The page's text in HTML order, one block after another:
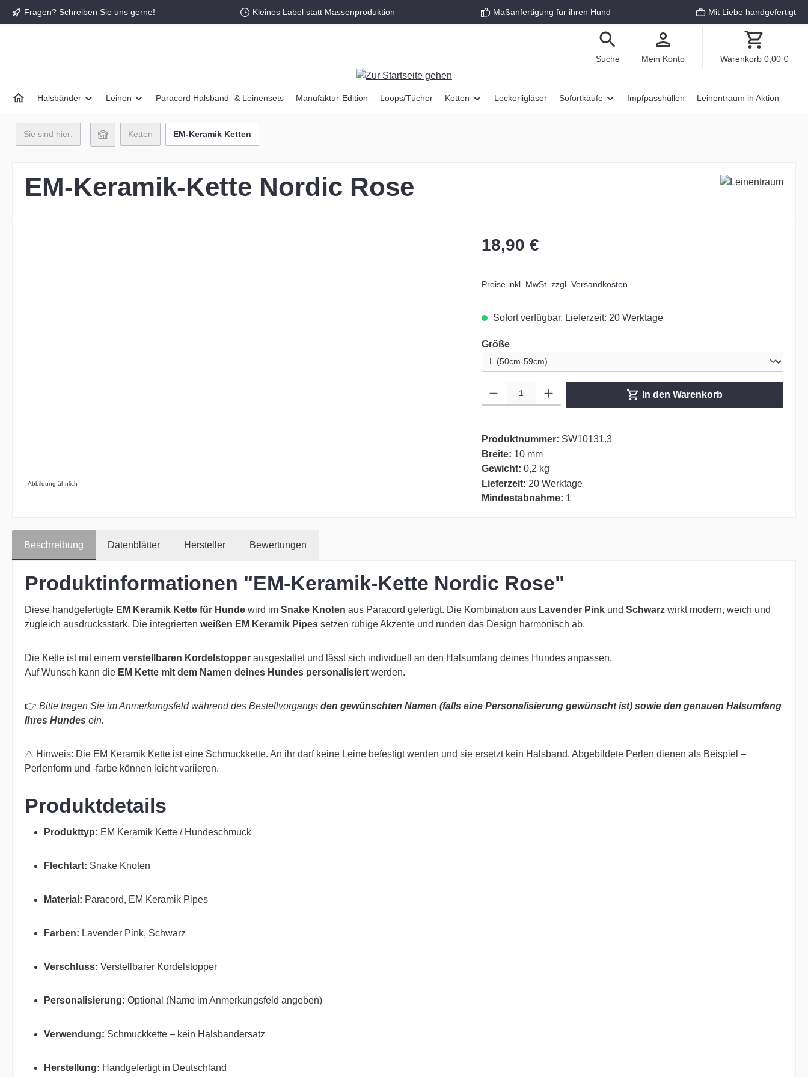
Zur Hauptnavigation springen
Fragen? Schreiben Sie uns gerne! Kleines Label statt Massenproduktion Maßanfertigung für ihren Hund Mit Liebe handgefertigt
Suche Mein Konto Warenkorb 0,00 €
Halsbänder Leinen Paracord Halsband- & Leinensets Manufaktur-Edition Loops/Tücher Ketten Leckerligläser Sofortkäufe Impfpasshüllen Leinentraum in Aktion
Sie sind hier: Ketten EM-Keramik Ketten
EM-Keramik-Kette Nordic Rose
Abbildung ähnlich
18,90 €
Preise inkl. MwSt. zzgl. Versandkosten
Sofort verfügbar, Lieferzeit: 20 Werktage
Größeauswählen
In den Warenkorb
Produktnummer: SW10131.3
Breite: 10 mm
Gewicht: 0,2 kg
Lieferzeit: 20 Werktage
Mindestabnahme: 1
Beschreibung Datenblätter Hersteller Bewertungen
Produktinformationen "EM-Keramik-Kette Nordic Rose"
Diese handgefertigte EM Keramik Kette für Hunde wird im Snake Knoten aus Paracord gefertigt. Die Kombination aus Lavender Pink und Schwarz wirkt modern, weich und
zugleich ausdrucksstark. Die integrierten weißen EM Keramik Pipes setzen ruhige Akzente und runden das Design harmonisch ab.
Die Kette ist mit einem verstellbaren Kordelstopper ausgestattet und lässt sich individuell an den Halsumfang deines Hundes anpassen.
Auf Wunsch kann die EM Kette mit dem Namen deines Hundes personalisiert werden.
👉 Bitte tragen Sie im Anmerkungsfeld während des Bestellvorgangs den gewünschten Namen (falls eine Personalisierung gewünscht ist) sowie den genauen Halsumfang
Ihres Hundes ein.
⚠️ Hinweis: Die EM Keramik Kette ist eine Schmuckkette. An ihr darf keine Leine befestigt werden und sie ersetzt kein Halsband. Abgebildete Perlen dienen als Beispiel –
Perlenform und -farbe können leicht variieren.
Produktdetails
Produkttyp: EM Keramik Kette / Hundeschmuck
Flechtart: Snake Knoten
Material: Paracord, EM Keramik Pipes
Farben: Lavender Pink, Schwarz
Verschluss: Verstellbarer Kordelstopper
Personalisierung: Optional (Name im Anmerkungsfeld angeben)
Verwendung: Schmuckkette – kein Halsbandersatz
Herstellung: Handgefertigt in Deutschland